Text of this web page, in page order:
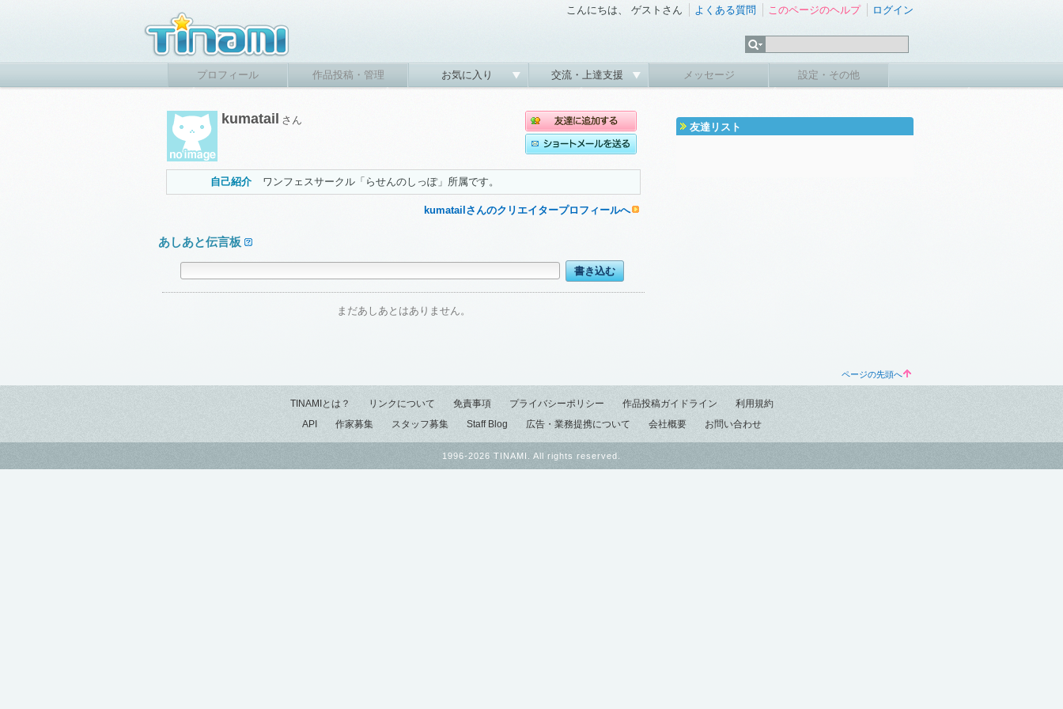
こんにちは、 ゲストさん よくある質問 このページのヘルプ ログイン
プロフィール 作品投稿・管理 お気に入り 交流・上達支援 メッセージ 設定・その他
kumatail さん
自己紹介 ワンフェスサークル「らせんのしっぽ」所属です。
kumatailさんのクリエイタープロフィールへ
あしあと伝言板
まだあしあとはありません。
友達リスト
ページの先頭へ
TINAMIとは？ リンクについて 免責事項 プライバシーポリシー 作品投稿ガイドライン
利用規約
API
作家募集 スタッフ募集 Staff Blog 広告・業務提携について 会社概要 お問い合わせ
1996-2026 TINAMI. All rights reserved.